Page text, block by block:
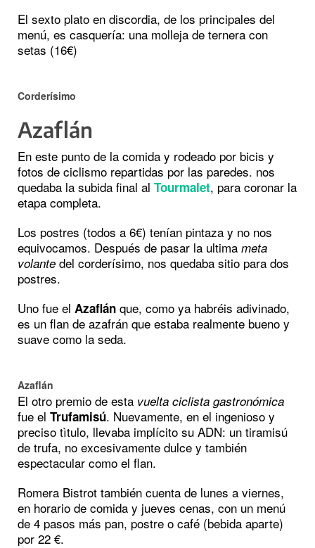
El sexto plato en discordia, de los principales del
menú, es casquería: una molleja de ternera con
setas (16€)
Corderísimo
Azaflán
En este punto de la comida y rodeado por bicis y
fotos de ciclismo repartidas por las paredes. nos
quedaba la subida final al Tourmalet, para coronar la
etapa completa.
Los postres (todos a 6€) tenían pintaza y no nos
equivocamos. Después de pasar la ultima meta
volante del corderísimo, nos quedaba sitio para dos
postres.
Uno fue el Azaflán que, como ya habréis adivinado,
es un flan de azafrán que estaba realmente bueno y
suave como la seda.
Azaflán
El otro premio de esta vuelta ciclista gastronómica
fue el Trufamisú. Nuevamente, en el ingenioso y
preciso tìtulo, llevaba implícito su ADN: un tiramisú
de trufa, no excesivamente dulce y también
espectacular como el flan.
Romera Bistrot también cuenta de lunes a viernes,
en horario de comida y jueves cenas, con un menú
de 4 pasos más pan, postre o café (bebida aparte)
por 22 €.